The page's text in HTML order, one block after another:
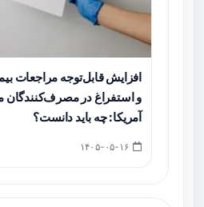
افزایش قابل‌توجه مراجعات
و استفراغ در مصرف‌کنندگان
آمریکا: چه باید دانست؟